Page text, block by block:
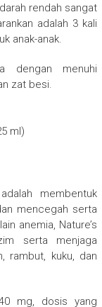
rendah sangat
adalah 3 kali
anak-anak.
dengan menuhi
zat besi.
ml)
membentuk
mencegah serta
anemia, Nature’s
serta menjaga
rambut, kuku, dan
mg, dosis yang